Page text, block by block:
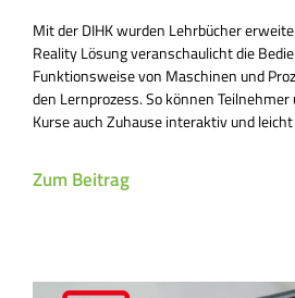
Mit der DIHK wurden Lehrbücher
Reality Lösung veranschaulicht die
Funktionsweise von Maschinen und
den Lernprozess. So können
Kurse auch Zuhause interaktiv und
Zum Beitrag